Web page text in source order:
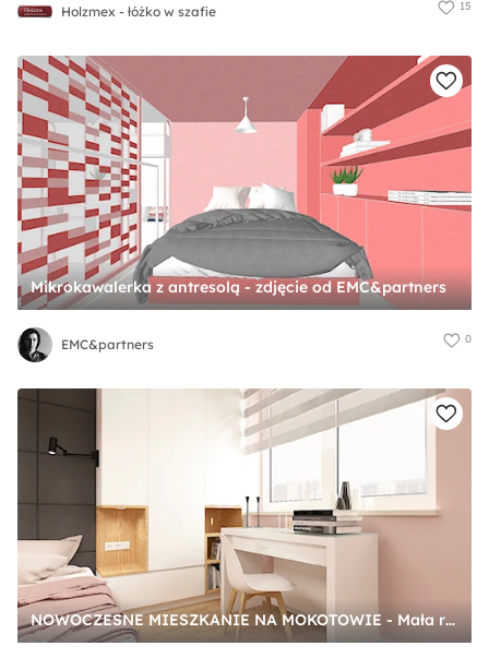
Holzmex - łóżko w szafie 15
Mikrokawalerka z antresolą - zdjęcie od EMC&partners
EMC&partners 0
NOWOCZESNE MIESZKANIE NA MOKOTOWIE - Mała różowa z biurkiem sypialnia, styl nowoczesny - zdjęcie od design me too